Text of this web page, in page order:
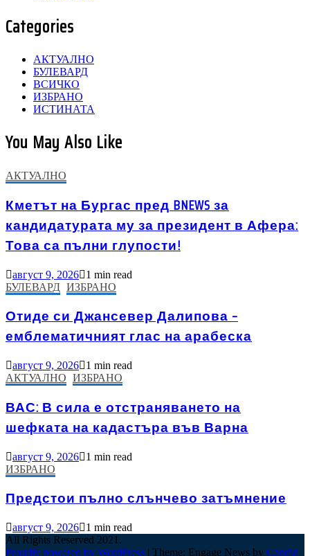
Categories
АКТУАЛНО
БУЛЕВАРД
ВСИЧКО
ИЗБРАНО
ИСТИНАТА
You May Also Like
АКТУАЛНО
Кметът на Бургас пред BNEWS за
кандидатурата му за президент в Афера:
Това са пълни глупости!
август 9, 2026
1 min read
БУЛЕВАРД ИЗБРАНО
Отиде си Джансевер Далипова –
емблематичният глас на арабеска
август 9, 2026
1 min read
АКТУАЛНО ИЗБРАНО
ВАС: В сила е отстраняването на
шефката на кадастъра във Варна
август 9, 2026
1 min read
ИЗБРАНО
Предстои пълно слънчево затъмнение
август 9, 2026
1 min read
All Rights Reserved 2021.
Proudly powered by WordPress | Theme: Engage News by Candid